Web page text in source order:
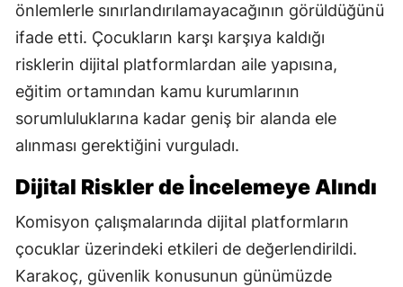
önlemlerle sınırlandırılamayacağının görüldüğünü
ifade etti. Çocukların karşı karşıya kaldığı
risklerin dijital platformlardan aile yapısına,
eğitim ortamından kamu kurumlarının
sorumluluklarına kadar geniş bir alanda ele
alınması gerektiğini vurguladı.
Dijital Riskler de İncelemeye Alındı
Komisyon çalışmalarında dijital platformların
çocuklar üzerindeki etkileri de değerlendirildi.
Karakoç, güvenlik konusunun günümüzde